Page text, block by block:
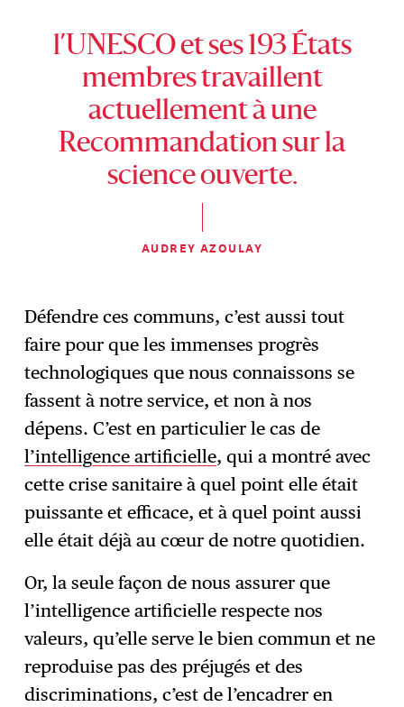
l’UNESCO et ses 193 États
membres travaillent
actuellement à une
Recommandation sur la
science ouverte.
AUDREY AZOULAY
Défendre ces communs, c’est aussi tout
faire pour que les immenses progrès
technologiques que nous connaissons se
fassent à notre service, et non à nos
dépens. C’est en particulier le cas de
l’intelligence artificielle, qui a montré avec
cette crise sanitaire à quel point elle était
puissante et efficace, et à quel point aussi
elle était déjà au cœur de notre quotidien.
Or, la seule façon de nous assurer que
l’intelligence artificielle respecte nos
valeurs, qu’elle serve le bien commun et ne
reproduise pas des préjugés et des
discriminations, c’est de l’encadrer en